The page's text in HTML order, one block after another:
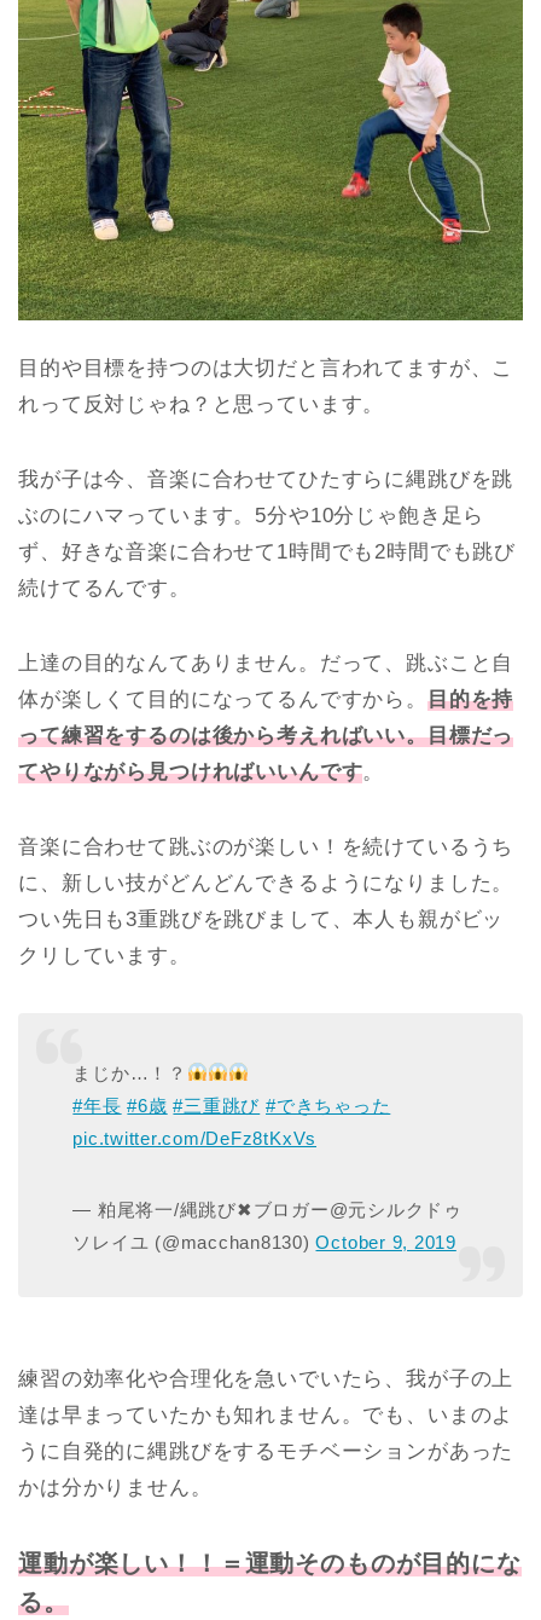
目的や目標を持つのは大切だと言われてますが、こ
れって反対じゃね？と思っています。
我が子は今、音楽に合わせてひたすらに縄跳びを跳
ぶのにハマっています。5分や10分じゃ飽き足ら
ず、好きな音楽に合わせて1時間でも2時間でも跳び
続けてるんです。
上達の目的なんてありません。だって、跳ぶこと自
体が楽しくて目的になってるんですから。 目的を持
って練習をするのは後から考えればいい。目標だっ
てやりながら見つければいいんです。
音楽に合わせて跳ぶのが楽しい！を続けているうち
に、新しい技がどんどんできるようになりました。
つい先日も3重跳びを跳びまして、本人も親がビッ
クリしています。
まじか…！？
#年長 #6歳 #三重跳び #できちゃった
pic.twitter.com/DeFz8tKxVs
— 粕尾将一/縄跳び✖︎ブロガー@元シルクドゥ
ソレイユ (@macchan8130)October 9, 2019
練習の効率化や合理化を急いでいたら、我が子の上
達は早まっていたかも知れません。でも、いまのよ
うに自発的に縄跳びをするモチベーションがあった
かは分かりません。
運動が楽しい！！＝運動そのものが目的にな
る。